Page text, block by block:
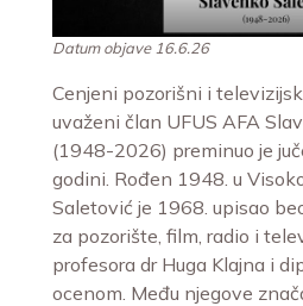
Datum objave 16.6.26
Cenjeni pozorišni i
uvaženi član UFUS AFA
(1948-2026) preminuo je
godini. Rođen 1948. u
Saletović je 1968. upisao
za pozorište, film, radio i
profesora dr Huga Klajna i
ocenom. Među njegove